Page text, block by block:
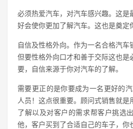
必须热爱汽车，对汽车感兴趣。这是
好会使你更加了解汽车。这也是奠定
自信及性格外向。作为一名合格汽车
但要性格外向口才和善于交际这也是
要，自信来源于你对汽车的了解。
需要更正的是你要成为一名更好的
人员！这点很重要。顾问式销售就是
了解以及对客户的需求帮客户挑选
他，客户买到了合适自己的车子，你